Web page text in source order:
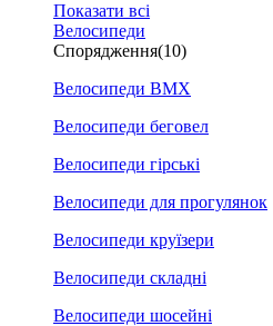
Показати всі
Велосипеди
Спорядження(10)
Велосипеди BMX
Велосипеди беговел
Велосипеди гірські
Велосипеди для прогулянок
Велосипеди круїзери
Велосипеди складні
Велосипеди шосейні